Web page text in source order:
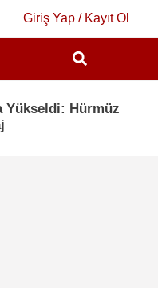
Giriş Yap / Kayıt Ol
Yükseldi: Hürmüz